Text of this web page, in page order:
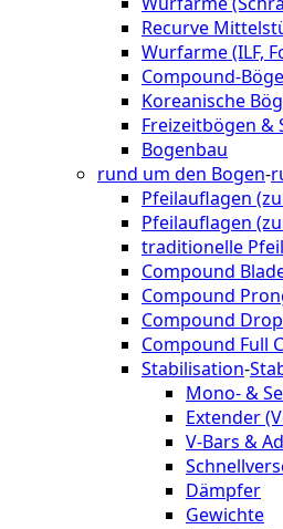
Recurve
Wurfarme (ILF,
Compound-
Koreanische
Freizeitbögen &
Bogenbau
rund um den Bogen-
Pfeilauflagen
Pfeilauflagen
traditionelle
Compound
Compound
Compound
Compound Full
Stabilisation-
Mono- &
Extender
V-Bars &
Dämpfer
Gewichte